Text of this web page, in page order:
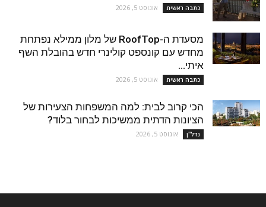
כתבה ראשית אוגוסט 5, 2026
מסעדת ה-RoofTop של מלון ממילא נפתחת
מחדש עם קונספט קולינרי חדש בהובלת השף
איתי...
כתבה ראשית אוגוסט 5, 2026
הכי קרוב לבית: למה המשפחות הצעירות של
הציונות הדתית ממשיכות לבחור בלוד?
נדל''ן אוגוסט 5, 2026